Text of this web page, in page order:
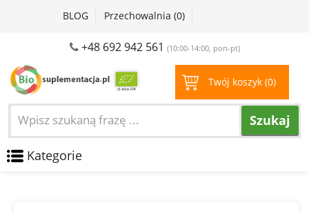
BLOG Przechowalnia (0)
+48 692 942 561 (10:00-14:00, pon-pt)
Twój koszyk (0)
Szukaj
Kategorie